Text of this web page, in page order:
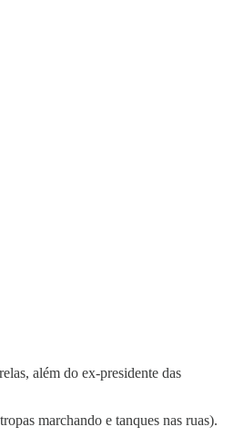
além do ex-presidente das
marchando e tanques nas ruas).